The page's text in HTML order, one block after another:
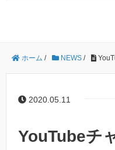
ホーム / NEWS /
2020.05.11
YouTubeチ